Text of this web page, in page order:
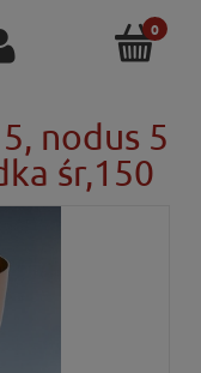
nodus 5
śr,150